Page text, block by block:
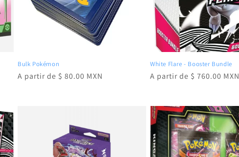
Bulk Pokémon
Precio
A partir de $ 80.00 MXN
White Flare - Booster Bundle
Precio
A partir de $ 760.00 MXN